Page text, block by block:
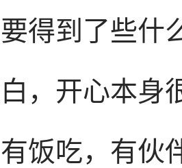
得到了些什
，开心本身
饭吃，有伙